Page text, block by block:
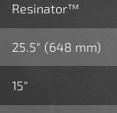
Resinator™
25.5" (648 mm)
15"